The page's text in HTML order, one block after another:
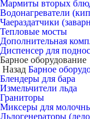
Мармиты вторых
Водонагреватели
Чаераздатчики
Тепловые мосты
Дополнительная
Диспенсер для
Барное оборудование
Назад Барное
Блендеры для бара
Измельчители льда
Граниторы
Миксеры для
Льдогенераторы